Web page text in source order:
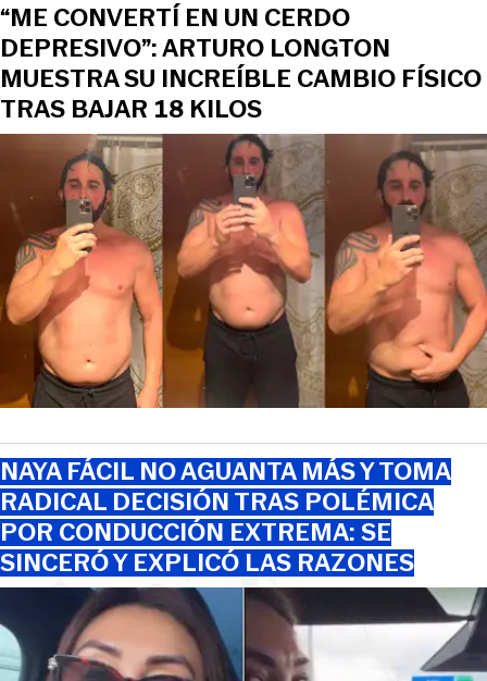
“ME CONVERTÍ EN UN CERDO
DEPRESIVO”: ARTURO LONGTON
MUESTRA SU INCREÍBLE CAMBIO FÍSICO
TRAS BAJAR 18 KILOS
NAYA FÁCIL NO AGUANTA MÁS Y TOMA
RADICAL DECISIÓN TRAS POLÉMICA
POR CONDUCCIÓN EXTREMA: SE
SINCERÓ Y EXPLICÓ LAS RAZONES